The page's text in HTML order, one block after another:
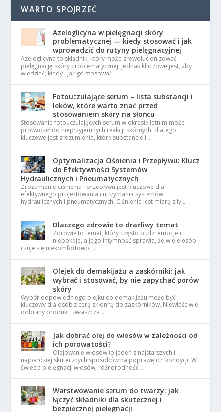
WARTO SPOJRZEĆ
Azeloglicyna w pielęgnacji skóry
problematycznej — kiedy stosować i jak
wprowadzić do rutyny pielęgnacyjnej
Azeloglicyna to składnik, który może zrewolucjonizować
pielęgnację skóry problematycznej, jednak kluczowe jest, aby
wiedzieć, kiedy i jak go stosować. …
Fotouczulające serum – lista substancji i
leków, które warto znać przed
stosowaniem skóry na słońcu
Stosowanie fotouczulających serum w okresie letnim może
prowadzić do nieprzyjemnych reakcji skórnych, dlatego
kluczowe jest zrozumienie, które substancje i …
Optymalizacja Ciśnienia i Przepływu: Klucz
do Efektywności Systemów
Hydraulicznych i Pneumatycznych
Zrozumienie ciśnienia i przepływu jest kluczowe dla
efektywnego projektowania i utrzymania systemów
hydraulicznych i pneumatycznych. Ciśnienie jest miarą siły …
Dlaczego zdrowie to drażliwy temat
Zdrowie to temat, który często budzi emocje i
niepokoje, a jego intymność sprawia, że wiele osób
czuje się niekomfortowo, …
Olejek do demakijażu a zaskórniki: jak
wybrać i stosować, by nie zapychać porów
skóry
Wybór odpowiedniego olejku do demakijażu może być
kluczowy dla osób z cerą skłonną do zaskórników. Niewłaściwie
dobrany produkt, zwłaszcza …
Jak dobrać olej do włosów w zależności od
ich porowatości?
Olejowanie włosów to jeden z najstarszych i
najbardziej skutecznych sposobów na poprawę ich kondycji. W
świecie pielęgnacji włosów, różnorodność …
Warstwowanie serum do twarzy: jak
łączyć składniki dla skutecznej i
bezpiecznej pielęgnacji